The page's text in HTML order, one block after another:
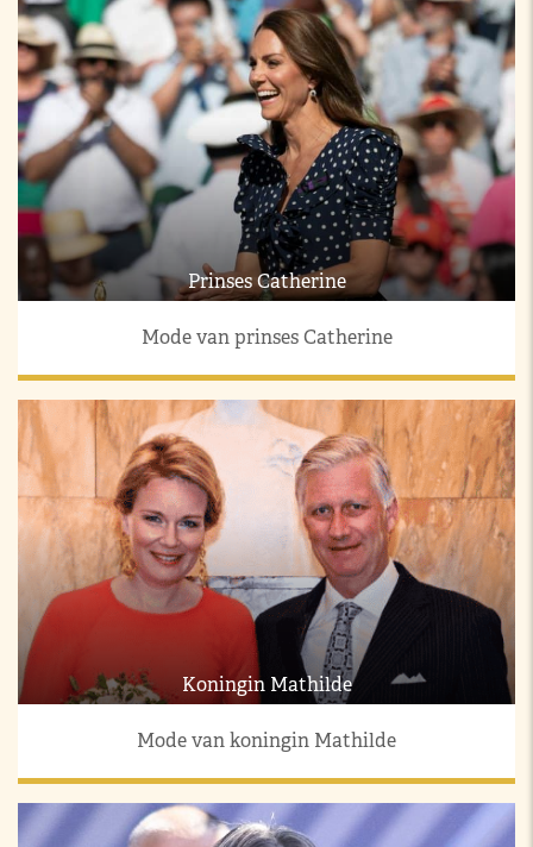
Prinses Catherine
Mode van prinses Catherine
Koningin Mathilde
Mode van koningin Mathilde